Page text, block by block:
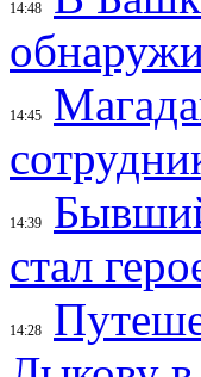
14:48
14:45
14:39
стал
14:28